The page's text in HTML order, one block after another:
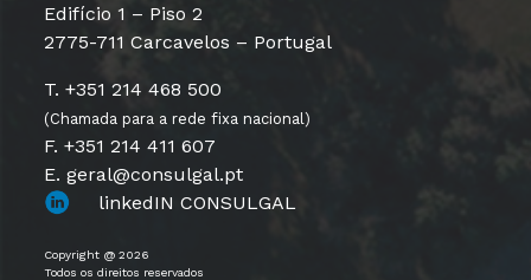
Edifício 1 – Piso 2
2775-711 Carcavelos – Portugal
T. +351 214 468 500
(Chamada para a rede fixa nacional)
F. +351 214 411 607
E. geral@consulgal.pt
linkedIN CONSULGAL
Copyright @ 2026
Todos os direitos reservados